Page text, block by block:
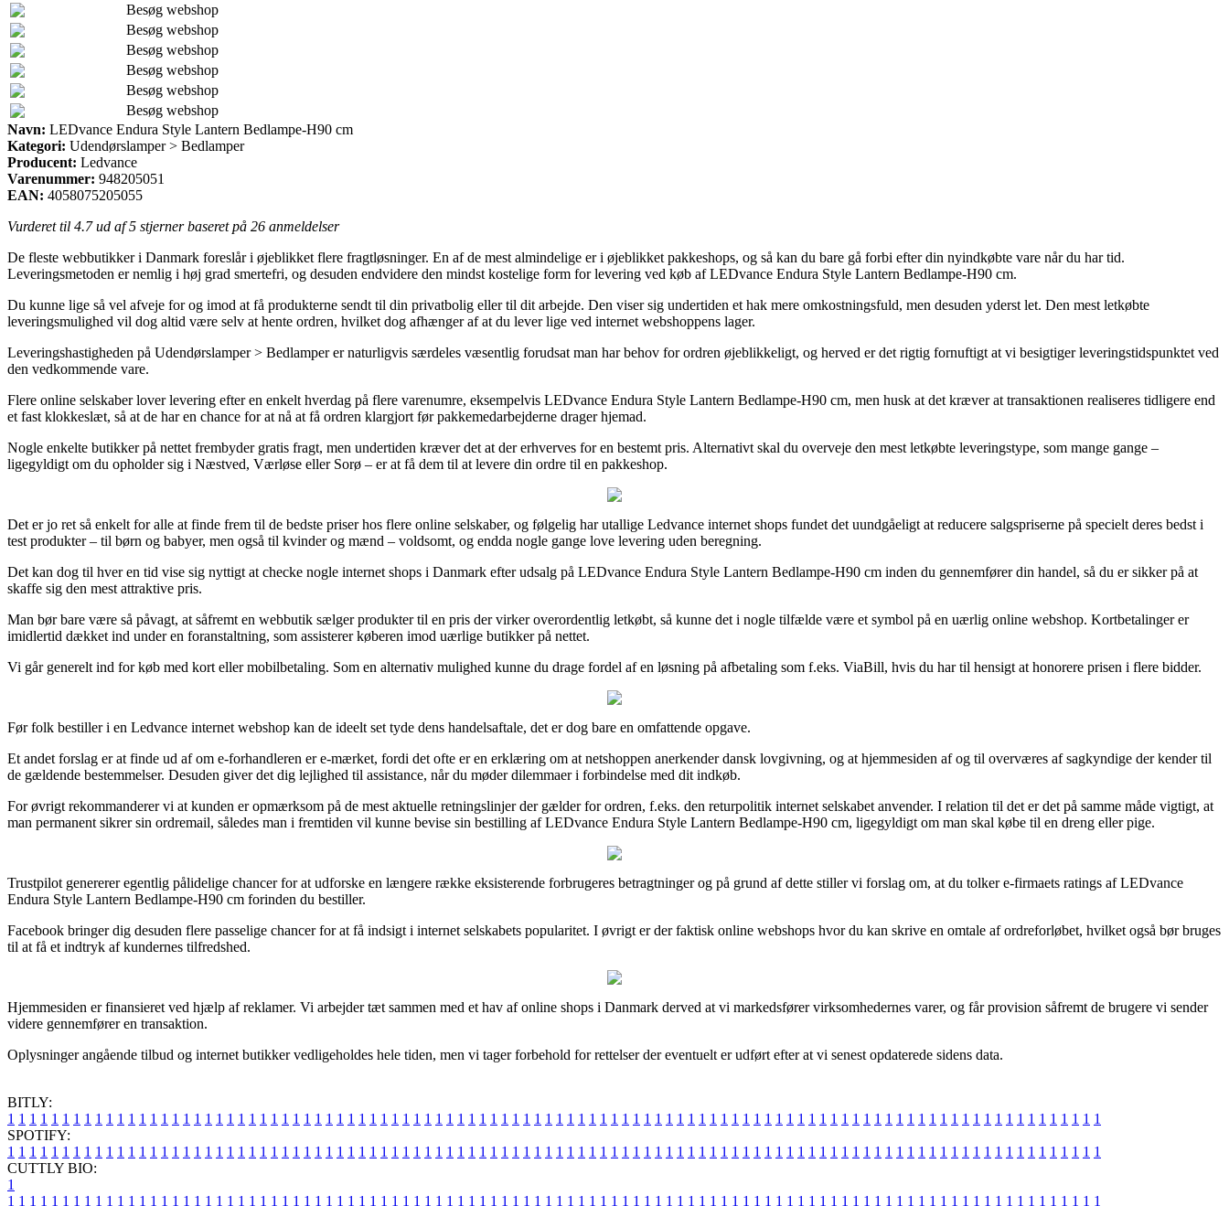
Besøg webshop
Besøg webshop
Besøg webshop
Besøg webshop
Besøg webshop
Besøg webshop
Navn: LEDvance Endura Style Lantern Bedlampe-H90 cm
Kategori: Udendørslamper > Bedlamper
Producent: Ledvance
Varenummer: 948205051
EAN: 4058075205055
Vurderet til 4.7ud af 5 stjerner baseret på 26 anmeldelser
De fleste webbutikker i Danmark foreslår i øjeblikket flere fragtløsninger. En af de mest almindelige er i øjeblikket pakkeshops, og så kan du bare gå forbi efter din nyindkøbte vare når du har tid.
Leveringsmetoden er nemlig i høj grad smertefri, og desuden endvidere den mindst kostelige form for levering ved køb af LEDvance Endura Style Lantern Bedlampe-H90 cm.
Du kunne lige så vel afveje for og imod at få produkterne sendt til din privatbolig eller til dit arbejde. Den viser sig undertiden et hak mere omkostningsfuld, men desuden yderst let. Den mest letkøbte
leveringsmulighed vil dog altid være selv at hente ordren, hvilket dog afhænger af at du lever lige ved internet webshoppens lager.
Leveringshastigheden på Udendørslamper > Bedlamper er naturligvis særdeles væsentlig forudsat man har behov for ordren øjeblikkeligt, og herved er det rigtig fornuftigt at vi besigtiger leveringstidspunktet ved
den vedkommende vare.
Flere online selskaber lover levering efter en enkelt hverdag på flere varenumre, eksempelvis LEDvance Endura Style Lantern Bedlampe-H90 cm, men husk at det kræver at transaktionen realiseres tidligere end
et fast klokkeslæt, så at de har en chance for at nå at få ordren klargjort før pakkemedarbejderne drager hjemad.
Nogle enkelte butikker på nettet frembyder gratis fragt, men undertiden kræver det at der erhverves for en bestemt pris. Alternativt skal du overveje den mest letkøbte leveringstype, som mange gange –
ligegyldigt om du opholder sig i Næstved, Værløse eller Sorø – er at få dem til at levere din ordre til en pakkeshop.
Det er jo ret så enkelt for alle at finde frem til de bedste priser hos flere online selskaber, og følgelig har utallige Ledvance internet shops fundet det uundgåeligt at reducere salgspriserne på specielt deres bedst i
test produkter – til børn og babyer, men også til kvinder og mænd – voldsomt, og endda nogle gange love levering uden beregning.
Det kan dog til hver en tid vise sig nyttigt at checke nogle internet shops i Danmark efter udsalg på LEDvance Endura Style Lantern Bedlampe-H90 cm inden du gennemfører din handel, så du er sikker på at
skaffe sig den mest attraktive pris.
Man bør bare være så påvagt, at såfremt en webbutik sælger produkter til en pris der virker overordentlig letkøbt, så kunne det i nogle tilfælde være et symbol på en uærlig online webshop. Kortbetalinger er
imidlertid dækket ind under en foranstaltning, som assisterer køberen imod uærlige butikker på nettet.
Vi går generelt ind for køb med kort eller mobilbetaling. Som en alternativ mulighed kunne du drage fordel af en løsning på afbetaling som f.eks. ViaBill, hvis du har til hensigt at honorere prisen i flere bidder.
Før folk bestiller i en Ledvance internet webshop kan de ideelt set tyde dens handelsaftale, det er dog bare en omfattende opgave.
Et andet forslag er at finde ud af om e-forhandleren er e-mærket, fordi det ofte er en erklæring om at netshoppen anerkender dansk lovgivning, og at hjemmesiden af og til overværes af sagkyndige der kender til
de gældende bestemmelser. Desuden giver det dig lejlighed til assistance, når du møder dilemmaer i forbindelse med dit indkøb.
For øvrigt rekommanderer vi at kunden er opmærksom på de mest aktuelle retningslinjer der gælder for ordren, f.eks. den returpolitik internet selskabet anvender. I relation til det er det på samme måde vigtigt, at
man permanent sikrer sin ordremail, således man i fremtiden vil kunne bevise sin bestilling af LEDvance Endura Style Lantern Bedlampe-H90 cm, ligegyldigt om man skal købe til en dreng eller pige.
Trustpilot genererer egentlig pålidelige chancer for at udforske en længere række eksisterende forbrugeres betragtninger og på grund af dette stiller vi forslag om, at du tolker e-firmaets ratings af LEDvance
Endura Style Lantern Bedlampe-H90 cm forinden du bestiller.
Facebook bringer dig desuden flere passelige chancer for at få indsigt i internet selskabets popularitet. I øvrigt er der faktisk online webshops hvor du kan skrive en omtale af ordreforløbet, hvilket også bør bruges
til at få et indtryk af kundernes tilfredshed.
Hjemmesiden er finansieret ved hjælp af reklamer. Vi arbejder tæt sammen med et hav af online shops i Danmark derved at vi markedsfører virksomhedernes varer, og får provision såfremt de brugere vi sender
videre gennemfører en transaktion.
Oplysninger angående tilbud og internet butikker vedligeholdes hele tiden, men vi tager forbehold for rettelser der eventuelt er udført efter at vi senest opdaterede sidens data.
BITLY:
1 1 1 1 1 1 1 1 1 1 1 1 1 1 1 1 1 1 1 1 1 1 1 1 1 1 1 1 1 1 1 1 1 1 1 1 1 1 1 1 1 1 1 1 1 1 1 1 1 1 1 1 1 1 1 1 1 1 1 1 1 1 1 1 1 1 1 1 1 1 1 1 1 1 1 1 1 1 1 1 1 1 1 1 1 1 1 1 1 1 1 1 1 1 1 1 1 1 1 1
SPOTIFY:
1 1 1 1 1 1 1 1 1 1 1 1 1 1 1 1 1 1 1 1 1 1 1 1 1 1 1 1 1 1 1 1 1 1 1 1 1 1 1 1 1 1 1 1 1 1 1 1 1 1 1 1 1 1 1 1 1 1 1 1 1 1 1 1 1 1 1 1 1 1 1 1 1 1 1 1 1 1 1 1 1 1 1 1 1 1 1 1 1 1 1 1 1 1 1 1 1 1 1 1
CUTTLY BIO:
1
1 1 1 1 1 1 1 1 1 1 1 1 1 1 1 1 1 1 1 1 1 1 1 1 1 1 1 1 1 1 1 1 1 1 1 1 1 1 1 1 1 1 1 1 1 1 1 1 1 1 1 1 1 1 1 1 1 1 1 1 1 1 1 1 1 1 1 1 1 1 1 1 1 1 1 1 1 1 1 1 1 1 1 1 1 1 1 1 1 1 1 1 1 1 1 1 1 1 1 1